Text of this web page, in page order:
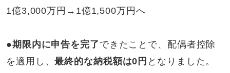
1億3,000万円→1億1,500万円へ
●期限内に申告を完了 できたことで、配偶者控除
を適用し、最終的な納税額は0円 となりました。